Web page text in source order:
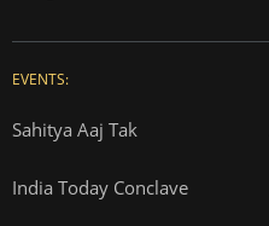
EVENTS:
Sahitya Aaj Tak
India Today Conclave